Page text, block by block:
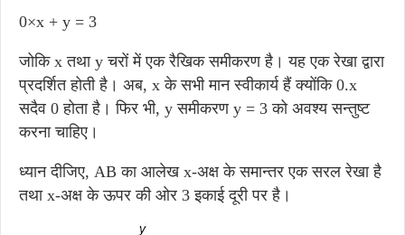
0×x + y = 3
जोकि x तथा y चरों में एक रैखिक समीकरण है। यह एक रेखा द्वारा
प्रदर्शित होती है। अब, x के सभी मान स्वीकार्य हैं क्योंकि 0.x
सदैव 0 होता है। फिर भी, y समीकरण y = 3 को अवश्य सन्तुष्ट
करना चाहिए।
ध्यान दीजिए, AB का आलेख x-अक्ष के समान्तर एक सरल रेखा है
तथा x-अक्ष के ऊपर की ओर 3 इकाई दूरी पर है।